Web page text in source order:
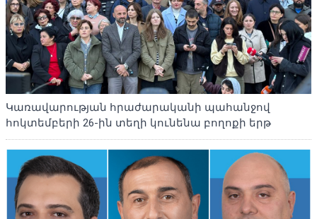
Կառավարության հրաժարականի պահանջով
հոկտեմբերի 26-ին տեղի կունենա բողոքի երթ